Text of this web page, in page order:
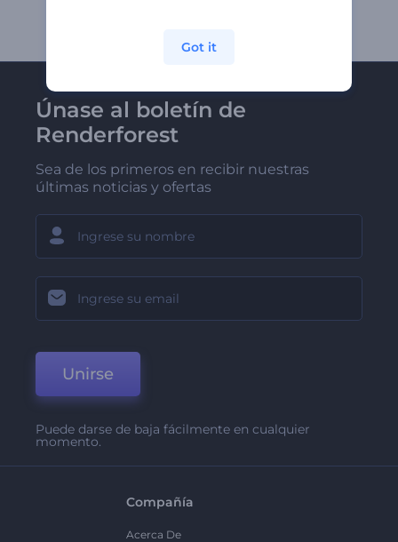
Únase al boletín de
Renderforest
Sea de los primeros en recibir nuestras
últimas noticias y ofertas
Unirse
Puede darse de baja fácilmente en cualquier
momento.
Compañía
Acerca De
Got it